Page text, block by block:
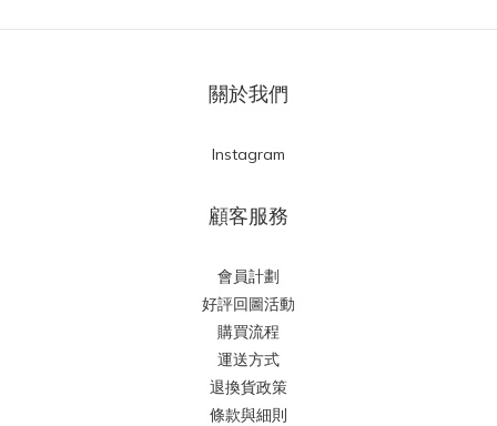
關於我們
Instagram
顧客服務
會員計劃
好評回圖活動
購買流程
運送方式
退換貨政策
條款與細則